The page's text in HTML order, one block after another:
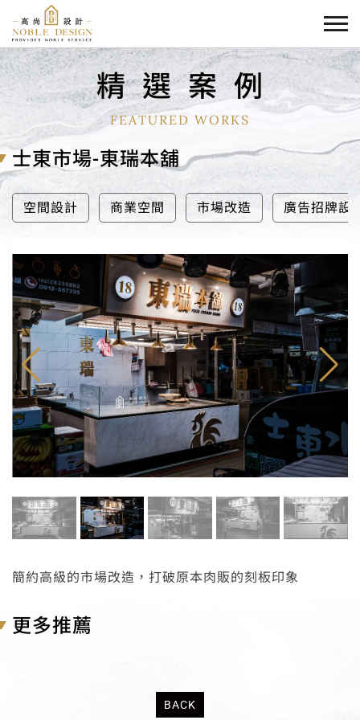
精 選 案 例
FEATURED WORKS
士東市場-東瑞本舖
空間設計 商業空間 市場改造 廣告招牌設
簡約高級的市場改造，打破原本肉販的刻板印象
更多推薦
BACK